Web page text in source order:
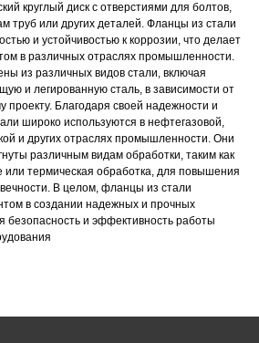
круглый диск с отверстиями для болтов,
труб или других деталей. Фланцы из стали
и устойчивостью к коррозии, что делает
в различных отраслях промышленности.
из различных видов стали, включая
и легированную сталь, в зависимости от
проекту. Благодаря своей надежности и
широко используются в нефтегазовой,
и других отраслях промышленности. Они
различным видам обработки, таким как
или термическая обработка, для повышения
В целом, фланцы из стали
в создании надежных и прочных
безопасность и эффективность работы